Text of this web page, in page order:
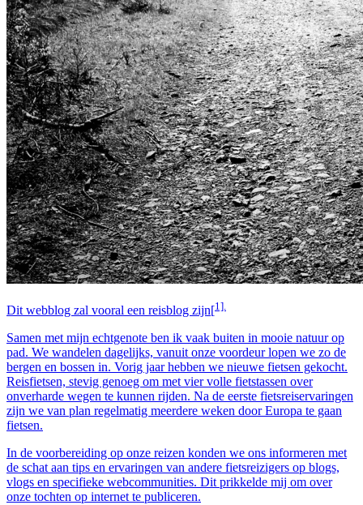
Dit webblog zal vooral een reisblog zijn[1].
Samen met mijn echtgenote ben ik vaak buiten in mooie natuur op
pad. We wandelen dagelijks, vanuit onze voordeur lopen we zo de
bergen en bossen in. Vorig jaar hebben we nieuwe fietsen gekocht.
Reisfietsen, stevig genoeg om met vier volle fietstassen over
onverharde wegen te kunnen rijden. Na de eerste fietsreiservaringen
zijn we van plan regelmatig meerdere weken door Europa te gaan
fietsen.
In de voorbereiding op onze reizen konden we ons informeren met
de schat aan tips en ervaringen van andere fietsreizigers op blogs,
vlogs en specifieke webcommunities. Dit prikkelde mij om over
onze tochten op internet te publiceren.